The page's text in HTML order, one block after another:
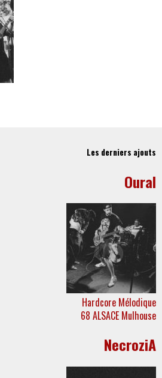
Les derniers ajouts
Oural
Hardcore Mélodique
68 ALSACE Mulhouse
NecroziA